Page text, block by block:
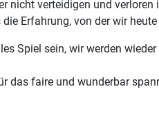
nicht verteidigen und
Erfahrung, von der wir
Spiel sein, wir werden
das faire und wunderbar